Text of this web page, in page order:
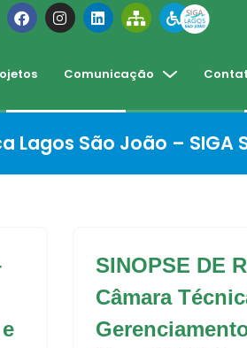
Comunicação
São João – SIGA
SINOPSE DE
Câmara